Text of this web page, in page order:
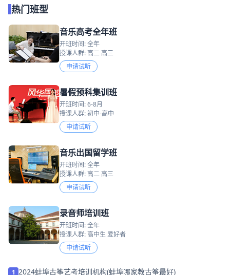
热门班型
音乐高考全年班
开班时间: 全年
授课人群: 高二 高三
申请试听
暑假预科集训班
开班时间: 6-8月
授课人群: 初中-高中
申请试听
音乐出国留学班
开班时间: 全年
授课人群: 高二 高三
申请试听
录音师培训班
开班时间: 全年
授课人群: 高中生 爱好者
申请试听
1 2024蚌埠古筝艺考培训机构(蚌埠哪家教古筝最好)